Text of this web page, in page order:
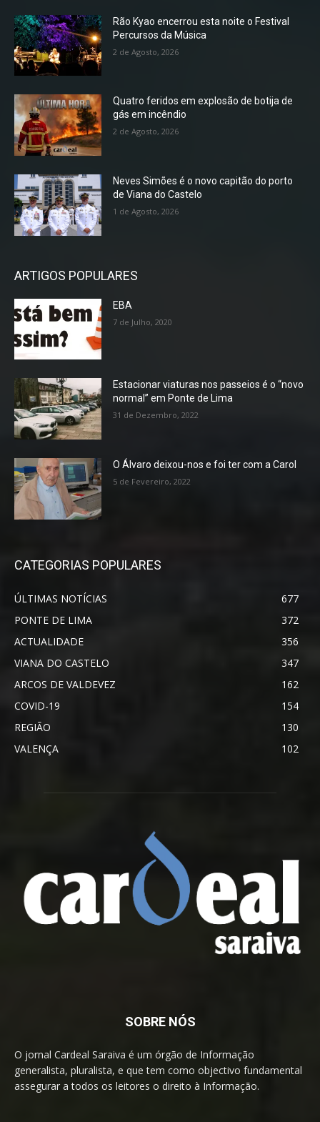
Rão Kyao encerrou esta noite o Festival
Percursos da Música
2 de Agosto, 2026
Quatro feridos em explosão de botija de
gás em incêndio
2 de Agosto, 2026
Neves Simões é o novo capitão do porto
de Viana do Castelo
1 de Agosto, 2026
ARTIGOS POPULARES
EBA
7 de Julho, 2020
Estacionar viaturas nos passeios é o “novo
normal” em Ponte de Lima
31 de Dezembro, 2022
O Álvaro deixou-nos e foi ter com a Carol
5 de Fevereiro, 2022
CATEGORIAS POPULARES
ÚLTIMAS NOTÍCIAS
677
PONTE DE LIMA
372
ACTUALIDADE
356
VIANA DO CASTELO
347
ARCOS DE VALDEVEZ
162
COVID-19
154
REGIÃO
130
VALENÇA
102
SOBRE NÓS
O jornal Cardeal Saraiva é um órgão de Informação
generalista, pluralista, e que tem como objectivo fundamental
assegurar a todos os leitores o direito à Informação.